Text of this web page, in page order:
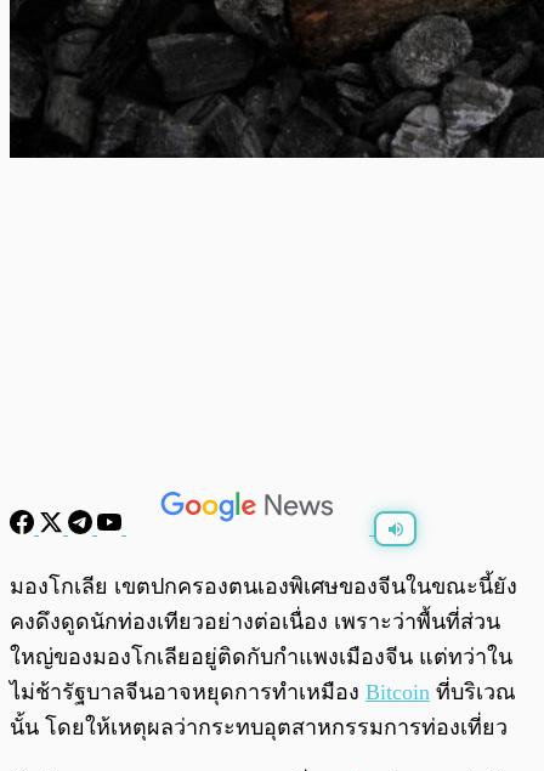
พร้อมเล่น 0:00 0:00
มองโกเลีย เขตปกครองตนเองพิเศษของจีนในขณะนี้ยัง
คงดึงดูดนักท่องเทียวอย่างต่อเนื่อง เพราะว่าพื้นที่ส่วน
ใหญ่ของมองโกเลียอยู่ติดกับกำแพงเมืองจีน แต่ทว่าใน
ไม่ช้ารัฐบาลจีนอาจหยุดการทำเหมือง Bitcoin ที่บริเวณ
นั้น โดยให้เหตุผลว่ากระทบอุตสาหกรรมการท่องเที่ยว